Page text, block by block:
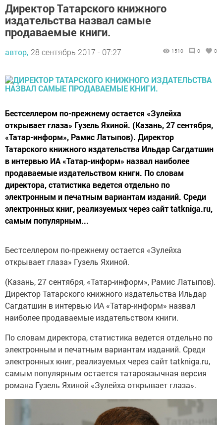
Директор Татарского книжного
издательства назвал самые
продаваемые книги.
автор, 28 сентябрь 2017 - 07:27 1510 0 0
Бестселлером по-прежнему остается «Зулейха
открывает глаза» Гузель Яхиной. (Казань, 27 сентября,
«Татар-информ», Рамис Латыпов). Директор
Татарского книжного издательства Ильдар Сагдатшин
в интервью ИА «Татар-информ» назвал наиболее
продаваемые издательством книги. По словам
директора, статистика ведется отдельно по
электронным и печатным вариантам изданий. Среди
электронных книг, реализуемых через сайт tatkniga.ru,
самым популярным...
Бестселлером по-прежнему остается «Зулейха
открывает глаза» Гузель Яхиной.
(Казань, 27 сентября, «Татар-информ», Рамис Латыпов).
Директор Татарского книжного издательства Ильдар
Сагдатшин в интервью ИА «Татар-информ» назвал
наиболее продаваемые издательством книги.
По словам директора, статистика ведется отдельно по
электронным и печатным вариантам изданий. Среди
электронных книг, реализуемых через сайт tatkniga.ru,
самым популярным остается татароязычная версия
романа Гузель Яхиной «Зулейха открывает глаза».